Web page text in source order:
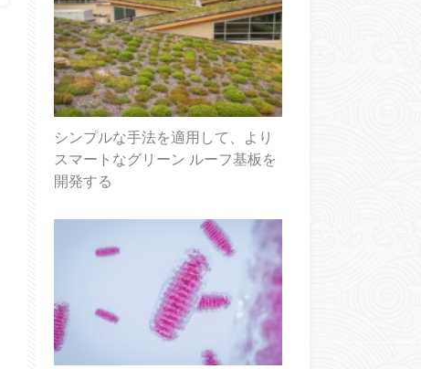
シンプルな手法を適用して、より
スマートなグリーン ルーフ基板を
開発する